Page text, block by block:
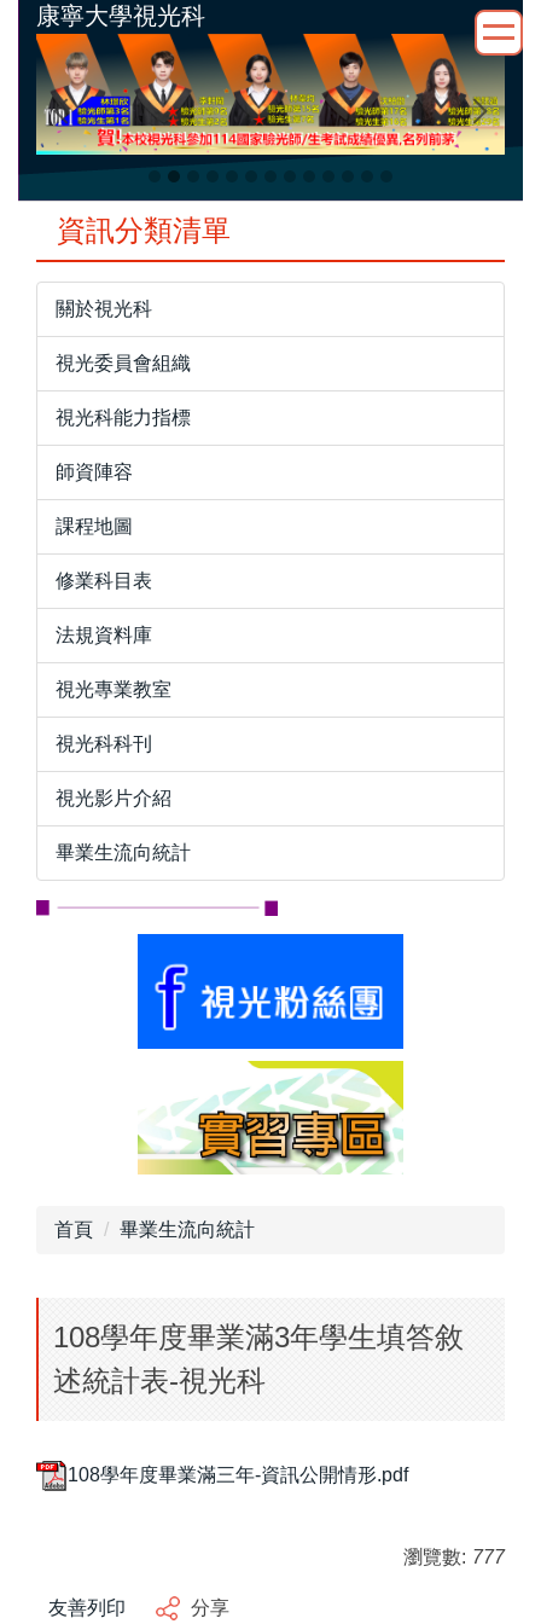
康寧大學視光科
資訊分類清單
關於視光科
視光委員會組織
視光科能力指標
師資陣容
課程地圖
修業科目表
法規資料庫
視光專業教室
視光科科刊
視光影片介紹
畢業生流向統計
首頁 畢業生流向統計
108學年度畢業滿3年學生填答敘
述統計表-視光科
108學年度畢業滿三年-資訊公開情形.pdf
瀏覽數: 777
友善列印 分享